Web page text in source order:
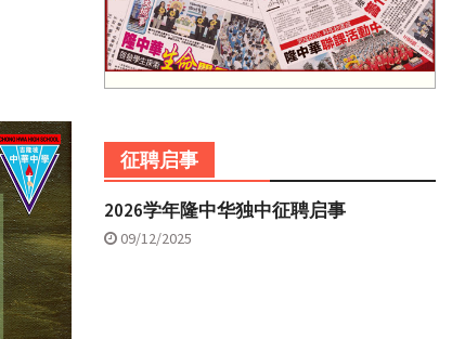
征聘启事
2026学年隆中华独中征聘启事
09/12/2025